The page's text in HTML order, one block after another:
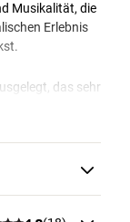
Musikalität, die
Erlebnis
das sehr
möglich
was ihn im
Klasse